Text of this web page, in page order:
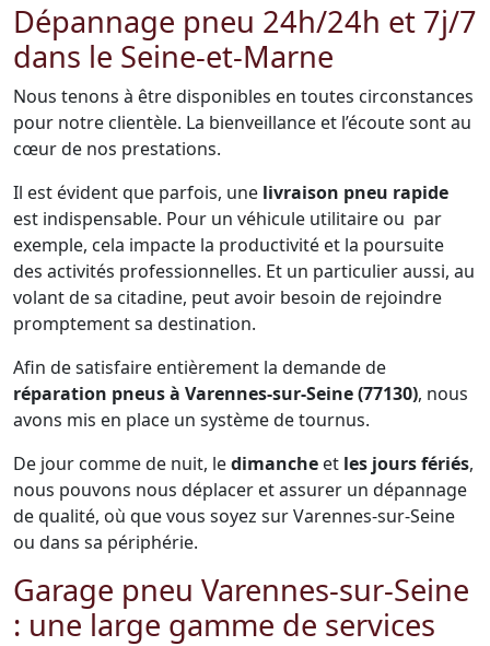
Dépannage pneu 24h/24h et 7j/7
dans le Seine-et-Marne
Nous tenons à être disponibles en toutes circonstances
pour notre clientèle. La bienveillance et l’écoute sont au
cœur de nos prestations.
Il est évident que parfois, une livraison pneu rapide
est indispensable. Pour un véhicule utilitaire ou par
exemple, cela impacte la productivité et la poursuite
des activités professionnelles. Et un particulier aussi, au
volant de sa citadine, peut avoir besoin de rejoindre
promptement sa destination.
Afin de satisfaire entièrement la demande de
réparation pneus à Varennes-sur-Seine (77130), nous
avons mis en place un système de tournus.
De jour comme de nuit, ledimanche et les jours fériés,
nous pouvons nous déplacer et assurer un dépannage
de qualité, où que vous soyez sur Varennes-sur-Seine
ou dans sa périphérie.
Garage pneu Varennes-sur-Seine
: une large gamme de services